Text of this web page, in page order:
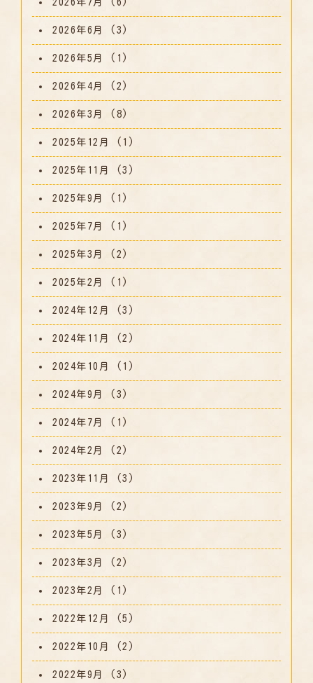
2026年6月 (3)
2026年5月 (1)
2026年4月 (2)
2026年3月 (8)
2025年12月 (1)
2025年11月 (3)
2025年9月 (1)
2025年7月 (1)
2025年3月 (2)
2025年2月 (1)
2024年12月 (3)
2024年11月 (2)
2024年10月 (1)
2024年9月 (3)
2024年7月 (1)
2024年2月 (2)
2023年11月 (3)
2023年9月 (2)
2023年5月 (3)
2023年3月 (2)
2023年2月 (1)
2022年12月 (5)
2022年10月 (2)
2022年9月 (3)